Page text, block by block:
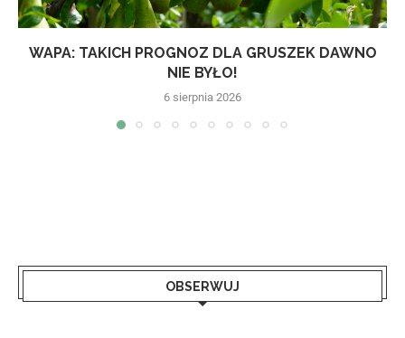
WAPA: TAKICH PROGNOZ DLA GRUSZEK DAWNO
NIE BYŁO!
6 sierpnia 2026
OBSERWUJ